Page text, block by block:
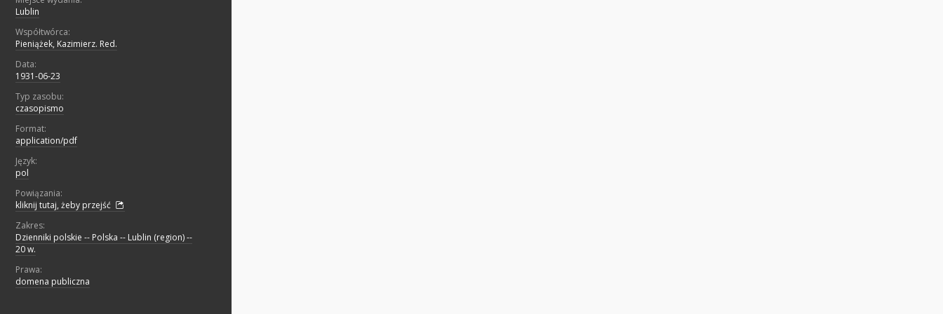
Lublin
Współtwórca:
Pieniążek, Kazimierz. Red.
Data:
1931-06-23
Typ zasobu:
czasopismo
Format:
application/pdf
Język:
pol
Powiązania:
kliknij tutaj, żeby przejść
Zakres:
Dzienniki polskie -- Polska -- Lublin (region) --
20 w.
Prawa:
domena publiczna